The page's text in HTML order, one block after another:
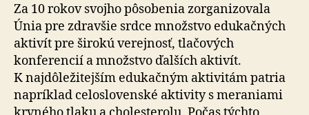
Za 10 rokov svojho pôsobenia zorganizovala
Únia pre zdravšie srdce množstvo edukačných
aktivít pre širokú verejnosť, tlačových
konferencií a množstvo ďalších aktivít.
K najdôležitejším edukačným aktivitám patria
napríklad celoslovenské aktivity s meraniami